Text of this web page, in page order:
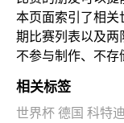
本页面索引了相关
期比赛列表以及两
不参与制作、不存
相关标签
世界杯 德国 科特